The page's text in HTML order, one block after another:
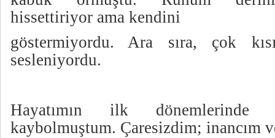
hissettiriyor ama kendini
göstermiyordu. Ara sıra, çok
sesleniyordu.
Hayatımın ilk dönemlerinde
kaybolmuştum. Çaresizdim; inancım